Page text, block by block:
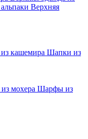
Верхняя
кашемира Шапки из
мохера Шарфы из